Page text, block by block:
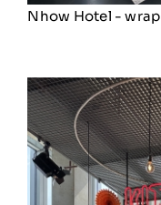
Nhow Hotel - wrap